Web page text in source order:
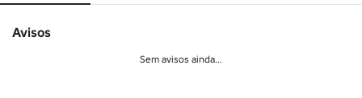
Avisos
Sem avisos ainda...